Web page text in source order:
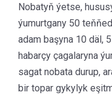
Nobatyň ýetse,
ýumurtgany 50
adam başyna 10 däl,
habarçy çagalaryna
sagat nobata durup,
bir topar gykylyk